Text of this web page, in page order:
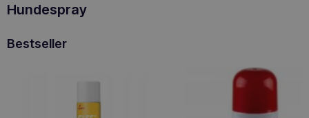
Hundespray
Bestseller